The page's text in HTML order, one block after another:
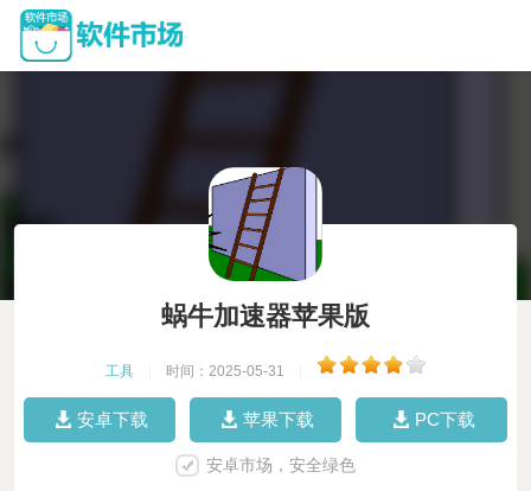
蜗牛加速器苹果版
工具 时间：2025-05-31
安卓下载 苹果下载 PC下载
安卓市场，安全绿色